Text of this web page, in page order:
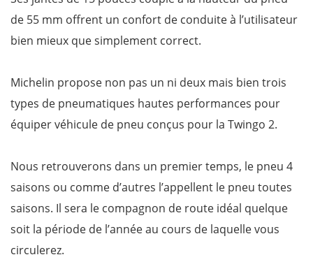
de 55 mm offrent un confort de conduite à l’utilisateur
bien mieux que simplement correct.
Michelin propose non pas un ni deux mais bien trois
types de pneumatiques hautes performances pour
équiper véhicule de pneu conçus pour la Twingo 2.
Nous retrouverons dans un premier temps, le pneu 4
saisons ou comme d’autres l’appellent le pneu toutes
saisons. Il sera le compagnon de route idéal quelque
soit la période de l’année au cours de laquelle vous
circulerez.